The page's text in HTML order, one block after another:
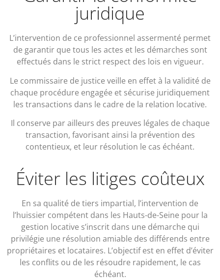
juridique
L’intervention de ce professionnel assermenté permet
de garantir que tous les actes et les démarches sont
effectués dans le strict respect des lois en vigueur.
Le commissaire de justice veille en effet à la validité de
chaque procédure engagée et sécurise juridiquement
les transactions dans le cadre de la relation locative.
Il conserve par ailleurs des preuves légales de chaque
transaction, favorisant ainsi la prévention des
contentieux, et leur résolution le cas échéant.
Éviter les litiges coûteux
En sa qualité de tiers impartial, l’intervention de
l’huissier compétent dans les Hauts-de-Seine pour la
gestion locative s’inscrit dans une démarche qui
privilégie une résolution amiable des différends entre
propriétaires et locataires. L’objectif est en effet d’éviter
les conflits ou de les résoudre rapidement, le cas
échéant.